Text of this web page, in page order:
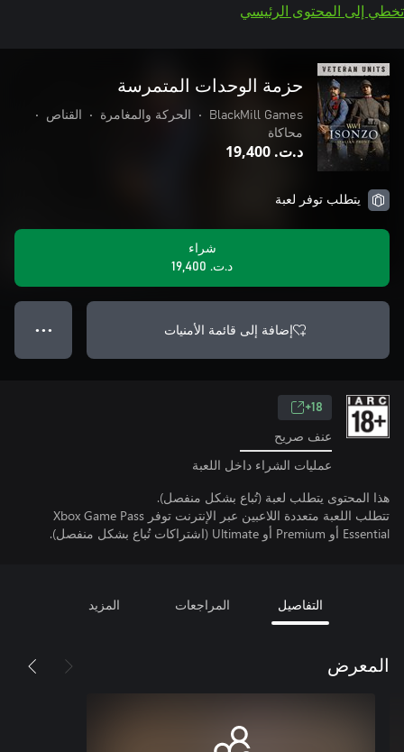
تخطي إلى المحتوى الرئيسي
حزمة الوحدات المتمرسة
BlackMill Games
• الحركة والمغامرة • القناص
•
محاكاة
د.ت.‏ 19,400
يتطلب توفر لعبة
شراء
د.ت.‏ 19,400
إضافة إلى قائمة الأمنيات ● ● ●
18+
عنف صريح
عمليات الشراء داخل اللعبة
هذا المحتوى يتطلب لعبة (تُباع بشكل منفصل).
تتطلب اللعبة متعددة اللاعبين عبر الإنترنت توفر Xbox Game Pass
Essential أو Premium أو Ultimate (اشتراكات تُباع بشكل منفصل).
التفاصيل المراجعات المزيد
المعرض